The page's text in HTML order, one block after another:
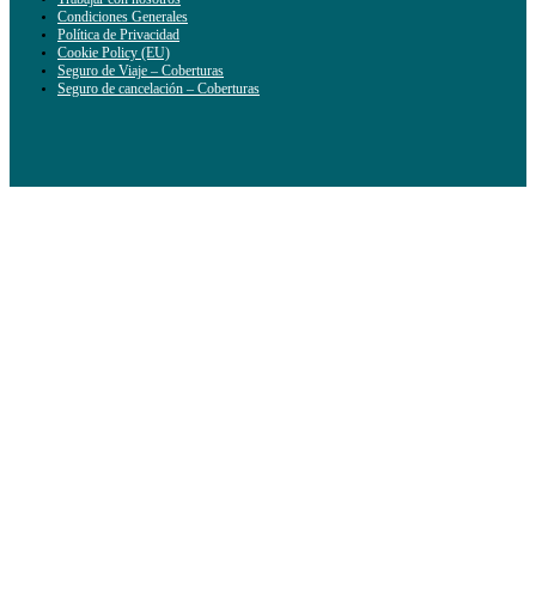
Condiciones Generales
Política de Privacidad
Cookie Policy (EU)
Seguro de Viaje – Coberturas
Seguro de cancelación – Coberturas